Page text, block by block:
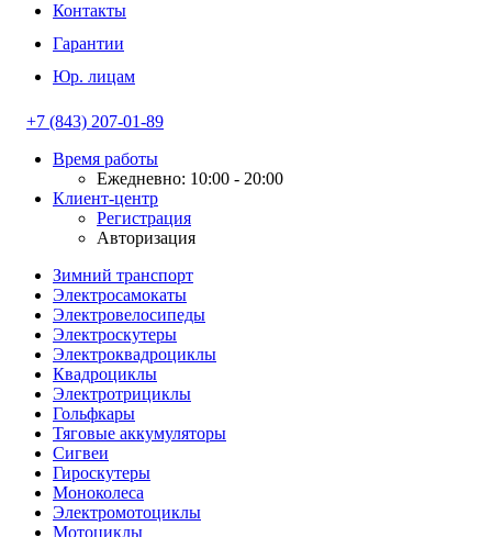
Контакты
Гарантии
Юр. лицам
+7 (843) 207-01-89
Время работы
Ежедневно: 10:00 - 20:00
Клиент-центр
Регистрация
Авторизация
Зимний транспорт
Электросамокаты
Электровелосипеды
Электроскутеры
Электроквадроциклы
Квадроциклы
Электротрициклы
Гольфкары
Тяговые аккумуляторы
Сигвеи
Гироскутеры
Моноколеса
Электромотоциклы
Мотоциклы